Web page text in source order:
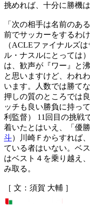
挑めれば、十分に勝機
「次の相手は名前のあ
前でサッカーをするわ
（ACLEファイナルズ
ル・ナスルにとっては
は、歓声が『ワー』と
と思いますけど、われ
います。人数では勝て
押しの質のところでは
ッチも良い勝負に持っ
利監督） 11回目の挑戦
着いたとはいえ、「優
斗）川崎Ｆからすれば
ている者はいない。ベ
はベスト４を乗り越え
み取る。
［ 文：須賀 大輔 ］